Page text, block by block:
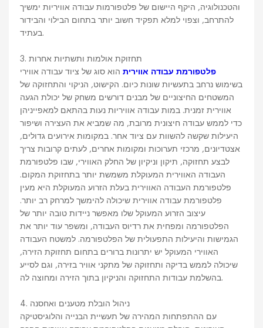
והטכנולוגיה, היקף היישום של פלטפורמות עבודה אוויריות ימשיך
להתרחב, וצפוי למלא תפקיד חשוב יותר בתחום הבילוי והבידור
בעתיד.
3. תחזוקת אולמות ותשתיות אחרות
פלטפורמת עבודה אוויריתהוא סוג של ציוד עבודה אווירי
בשימוש נרחב בתעשיות שונות כיום. הקישוט, הניקוי והתחזוקה של
המשטחים החיצוניים של מבנים דורשים משחק של יכולת הגעה
אווירית זמנית. במות עבודה אוויריות נעות בהתאם למאפייניהן
כדי לממש עבודה חיצונית מרובת, מה שמביא את העצירה ושיפור
היעילות שקשה להשוות עם ציוד אחר. במקומות אירועים גדולים,
אצטדיונים, מרכזי תערוכות ומקומות אחרים, לעתים קרובות צריך
לבצע תחזוקה, תיקון וניקיון של החלק האווירי, שבו פלטפורמת
העבודה האווירית המעוקלת משמשת יותר בתחזוקת המקום.
פלטפורמת העבודה האווירית בעלת הזרוע המעוקלת היא מעין
פלטפורמת עבודה אווירית שיכולה להימשך למרחק רב יותר.
עיצוב הזרוע המעוקל שלו מאפשר ניידות טובה יותר של
הפלטפורמה ומפחית את רדיוס העבודה, ומשפר עוד יותר את
הגמישות והיעילות התפעולית של הפלטפורמה. למשטח העבודה
האווירי המעוקל יש יתרונות ברורים בתחום תחזוקת הזירה,
שיכולה לממש בדיקה ותחזוקה של מתקני אוויר בזירה, וגם לסייע
בהשלמת עבודות התחזוקה והניקיון בתוך הזירה ומחוצה לה.
4. ניהול הובלת מטענים ואחסנה
עם ההתפתחות המהירה של תעשיית הבנייה והלוגיסטיקה